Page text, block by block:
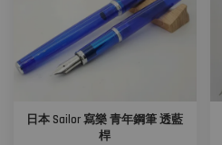
日本 Sailor 寫樂 青年鋼筆 透藍
桿